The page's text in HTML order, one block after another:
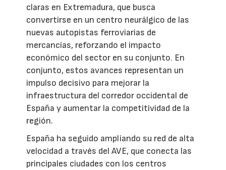
claras en Extremadura, que busca
convertirse en un centro neurálgico de las
nuevas autopistas ferroviarias de
mercancías, reforzando el impacto
económico del sector en su conjunto. En
conjunto, estos avances representan un
impulso decisivo para mejorar la
infraestructura del corredor occidental de
España y aumentar la competitividad de la
región.
España ha seguido ampliando su red de alta
velocidad a través del AVE, que conecta las
principales ciudades con los centros